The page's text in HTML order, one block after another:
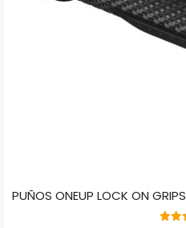
PUÑOS ONEUP LOCK ON GRIPS